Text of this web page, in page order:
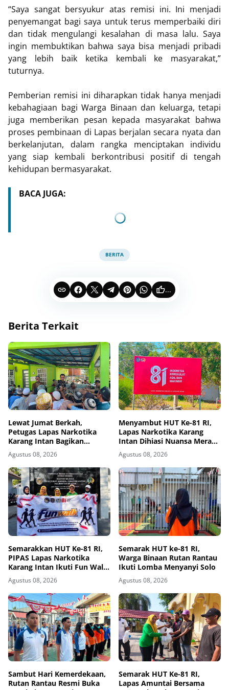
“Saya sangat bersyukur atas remisi ini. Ini menjadi
penyemangat bagi saya untuk terus memperbaiki diri
dan tidak mengulangi kesalahan di masa lalu. Saya
ingin membuktikan bahwa saya bisa menjadi pribadi
yang lebih baik ketika kembali ke masyarakat,”
tuturnya.
Pemberian remisi ini diharapkan tidak hanya menjadi
kebahagiaan bagi Warga Binaan dan keluarga, tetapi
juga memberikan pesan kepada masyarakat bahwa
proses pembinaan di Lapas berjalan secara nyata dan
berkelanjutan, dalam rangka menciptakan individu
yang siap kembali berkontribusi positif di tengah
kehidupan bermasyarakat.
BACA JUGA:
BERITA
...
Berita Terkait
Lewat Jumat Berkah,
Petugas Lapas Narkotika
Karang Intan Bagikan
Makanan Kepada Warga
Binaan
Agustus 08, 2026
Menyambut HUT Ke-81 RI,
Lapas Narkotika Karang
Intan Dihiasi Nuansa Merah
Putih
Agustus 08, 2026
Semarakkan HUT Ke-81 RI,
PIPAS Lapas Narkotika
Karang Intan Ikuti Fun Walk
Kemenimipas Kalsel
Agustus 08, 2026
Semarak HUT ke-81 RI,
Warga Binaan Rutan Rantau
Ikuti Lomba Menyanyi Solo
Agustus 08, 2026
Sambut Hari Kemerdekaan,
Rutan Rantau Resmi Buka
Semarak HUT Ke-81 RI,
Lapas Amuntai Bersama